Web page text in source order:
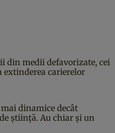
din medii defavorizate, cei
carierelor
dinamice decât
știință. Au chiar și un